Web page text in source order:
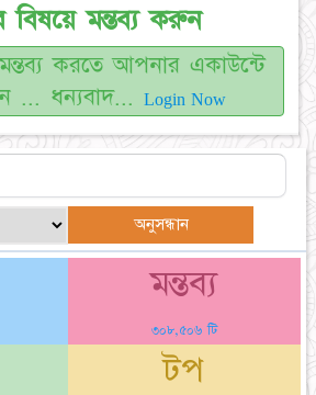
বিষয়ে মন্তব্য করুন
করতে আপনার একাউন্টে
... ধন্যবাদ...
Login Now
মন্তব্য
৩০৮,৫০৬ টি
টপ